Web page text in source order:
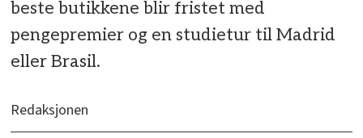
beste butikkene blir fristet med
pengepremier og en studietur til Madrid
eller Brasil.
Redaksjonen